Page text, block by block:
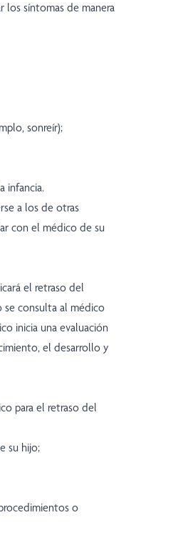
los síntomas de manera
sonreír);
infancia.
a los de otras
con el médico de su
el retraso del
se consulta al médico
inicia una evaluación
el desarrollo y
para el retraso del
su hijo;
o